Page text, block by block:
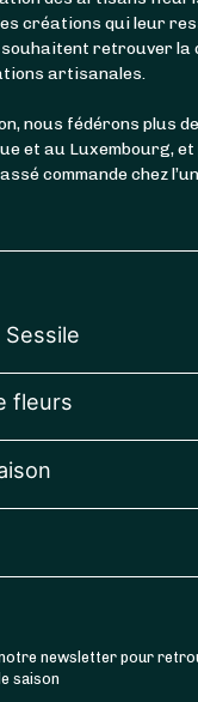
créations qui leur
retrouver la
artisanales.
nous fédérons plus
et au Luxembourg,
commande chez l’un
fleurs
newsletter pour
saison